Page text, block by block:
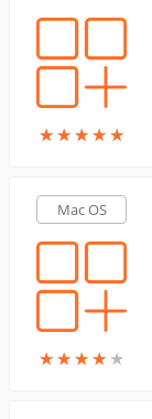
★★★★★
★★★★★
Mac OS
★★★★ ★
★★★★ ★